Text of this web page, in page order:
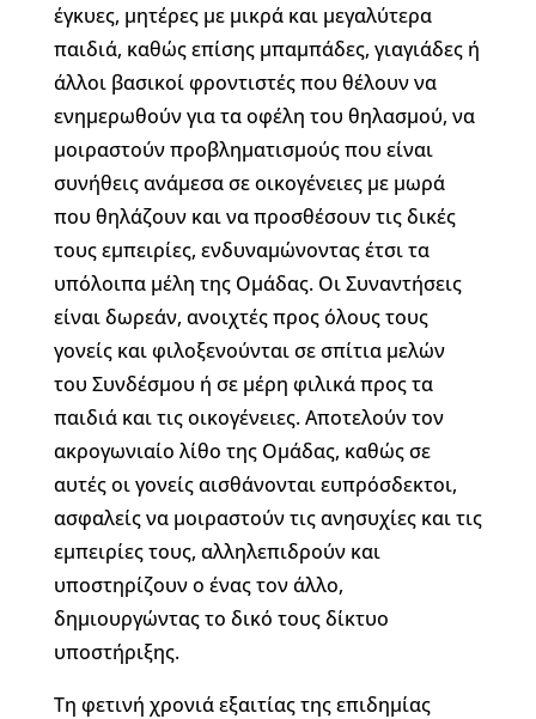
έγκυες, μητέρες με μικρά και μεγαλύτερα
παιδιά, καθώς επίσης μπαμπάδες, γιαγιάδες ή
άλλοι βασικοί φροντιστές που θέλουν να
ενημερωθούν για τα οφέλη του θηλασμού, να
μοιραστούν προβληματισμούς που είναι
συνήθεις ανάμεσα σε οικογένειες με μωρά
που θηλάζουν και να προσθέσουν τις δικές
τους εμπειρίες, ενδυναμώνοντας έτσι τα
υπόλοιπα μέλη της Ομάδας. Οι Συναντήσεις
είναι δωρεάν, ανοιχτές προς όλους τους
γονείς και φιλοξενούνται σε σπίτια μελών
του Συνδέσμου ή σε μέρη φιλικά προς τα
παιδιά και τις οικογένειες. Αποτελούν τον
ακρογωνιαίο λίθο της Ομάδας, καθώς σε
αυτές οι γονείς αισθάνονται ευπρόσδεκτοι,
ασφαλείς να μοιραστούν τις ανησυχίες και τις
εμπειρίες τους, αλληλεπιδρούν και
υποστηρίζουν ο ένας τον άλλο,
δημιουργώντας το δικό τους δίκτυο
υποστήριξης.
Τη φετινή χρονιά εξαιτίας της επιδημίας